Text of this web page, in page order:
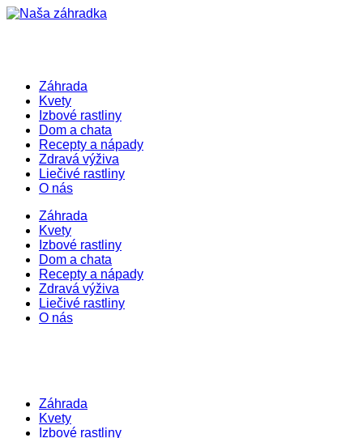
Záhrada
Kvety
Izbové rastliny
Dom a chata
Recepty a nápady
Zdravá výživa
Liečivé rastliny
O nás
Záhrada
Kvety
Izbové rastliny
Dom a chata
Recepty a nápady
Zdravá výživa
Liečivé rastliny
O nás
Záhrada
Kvety
Izbové rastliny